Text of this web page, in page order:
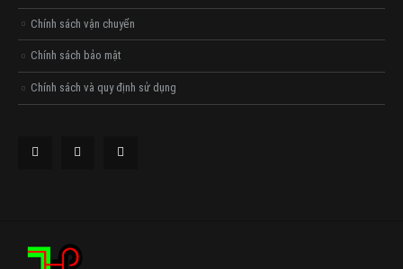
Chính sách vận chuyển
Chính sách bảo mật
Chính sách và quy định sử dụng